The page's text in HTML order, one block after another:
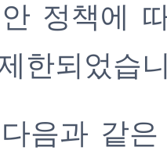
정책에
한되었습
음과 같